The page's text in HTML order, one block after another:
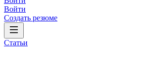
Войти
Создать резюме
Статьи